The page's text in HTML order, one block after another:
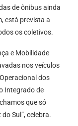
de ônibus ainda
está prevista a
os coletivos.
e Mobilidade
nos veículos
dos
Integrado de
que só
Sul”, celebra.